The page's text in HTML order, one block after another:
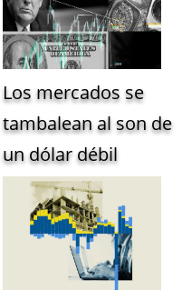
Los mercados se
tambalean al son de
un dólar débil